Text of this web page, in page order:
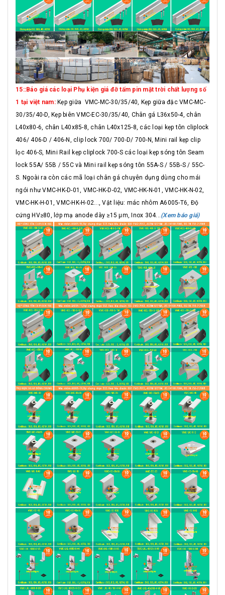
15::Báo giá các loại Phụ kiện giá đỡ tấm pin mặt trời chất lượng số
1 tại việt nam: Kẹp giữa VMC-MC-30/35/40, Kẹp giữa đặc VMC-MC-
30/35/40-D, Kẹp biên VMC-EC-30/35/40, Chân gá L36x50-4, chân
L40x80-6, chân L40x85-8, chân L40x125-8, các loại kẹp tôn cliplock
406/ 406-D / 406-N, clip lock 700/ 700-D/ 700-N, Mini rail kẹp clip
lọc 406-S, Mini Rail kẹp cliplock 700-S các loại kẹp sóng tôn Seam
lock 55A/ 55B / 55C và Mini rail kẹp sóng tôn 55A-S / 55B-S / 55C-
S. Ngoài ra còn các mã loại chân gá chuyên dụng dùng cho mái
ngói như VMC-HK-D-01, VMC-HK-D-02, VMC-HK-N-01, VMC-HK-N-02,
VMC-HK-H-01, VMC-HK-H-02..., Vật liệu: mác nhôm A6005-T6, Độ
cứng HV≥80, lớp mạ anode dày ≥15 μm, Inox 304... (Xem báo giá)